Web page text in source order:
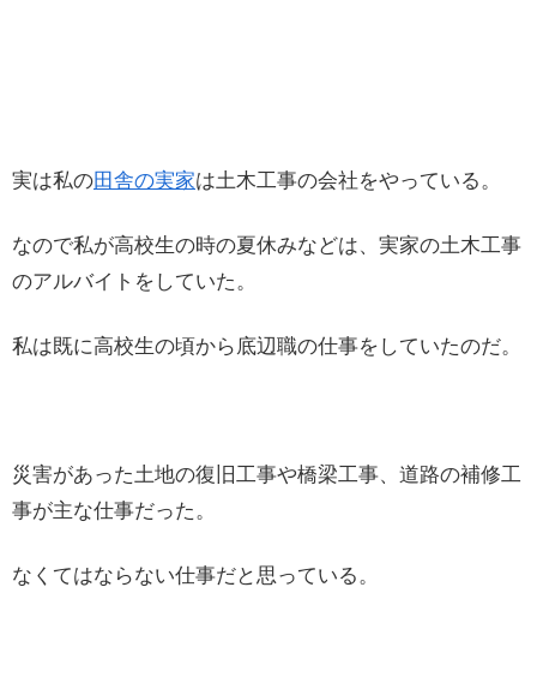
実は私の田舎の実家は土木工事の会社をやっている。
なので私が高校生の時の夏休みなどは、実家の土木工事
のアルバイトをしていた。
私は既に高校生の頃から底辺職の仕事をしていたのだ。
災害があった土地の復旧工事や橋梁工事、道路の補修工
事が主な仕事だった。
なくてはならない仕事だと思っている。